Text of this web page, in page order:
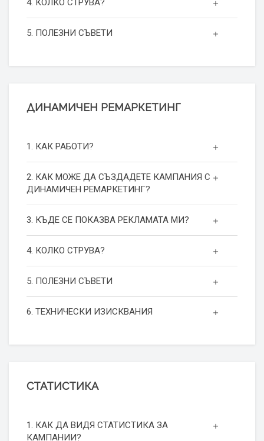
4. КОЛКО СТРУВА?
5. ПОЛЕЗНИ СЪВЕТИ
ДИНАМИЧЕН РЕМАРКЕТИНГ
1. КАК РАБОТИ?
2. КАК МОЖЕ ДА СЪЗДАДЕТЕ КАМПАНИЯ С
ДИНАМИЧЕН РЕМАРКЕТИНГ?
3. КЪДЕ СЕ ПОКАЗВА РЕКЛАМАТА МИ?
4. КОЛКО СТРУВА?
5. ПОЛЕЗНИ СЪВЕТИ
6. ТЕХНИЧЕСКИ ИЗИСКВАНИЯ
СТАТИСТИКА
1. КАК ДА ВИДЯ СТАТИСТИКА ЗА
КАМПАНИИ?